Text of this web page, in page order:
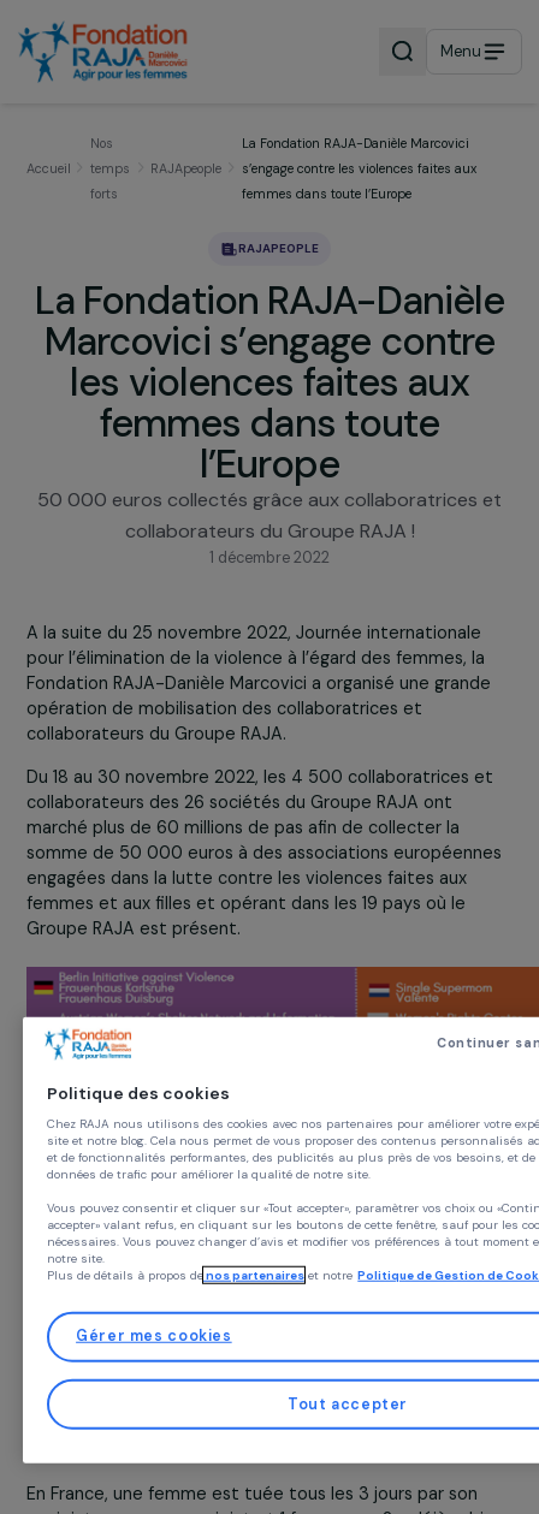
Menu
temps RAJApeople s’engage contre les violences faites aux
La Fondation RAJA-
Marcovici s’engage
les violences faites aux
femmes dans toute
l’Europe
50 000 euros collectés grâce aux collaboratrices
A la suite du 25 novembre 2022, Journée internationale
pour l’élimination de la violence à l’égard des femmes, la
opération de mobilisation des collaboratrices et
collaborateurs du Groupe RAJA.
Du 18 au 30 novembre 2022, les 4 500 collaboratrices
collaborateurs des 26 sociétés du Groupe RAJA ont
marché plus de 60 millions de pas afin de collecter la
engagées dans la lutte contre les violences faites aux
femmes et aux filles et opérant dans les 19 pays où le
Groupe RAJA est présent.
de 78 associations spécialisées dans
Politique des cookies
Chez RAJA nous utilisons des cookies avec nos partenaires pour améliorer
site et notre blog. Cela nous permet de vous proposer des contenus
et de fonctionnalités performantes, des publicités au plus près de vos
Vous pouvez consentir et cliquer sur «Tout accepter», paramètrer vos
accepter» valant refus, en cliquant sur les boutons de cette fenêtre, sauf
nécessaires. Vous pouvez changer d’avis et modifier vos préférences à
notre site.
Plus de détails à propos de
et notre
Gérer mes cookies